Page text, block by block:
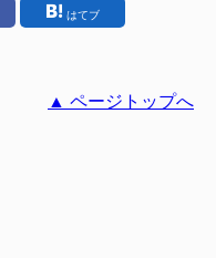
はてブ
▲ ページトップへ